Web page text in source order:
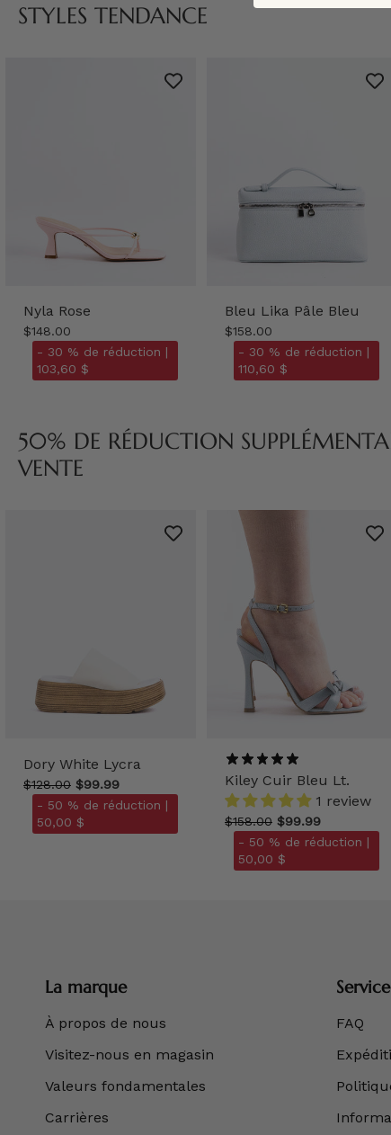
STYLES TENDANCE
Nyla Rose
$148.00
- 30 % de réduction |
103,60 $
Bleu Lika Pâle Bleu
$158.00
- 30 % de réduction |
110,60 $
50% DE RÉDUCTION
VENTE
Dory White Lycra
$128.00 $99.99
- 50 % de réduction |
50,00 $
Kiley Cuir Bleu Lt.
1 review
$158.00 $99.99
- 50 % de réduction |
50,00 $
La marque
À propos de nous
Visitez-nous en magasin
Valeurs fondamentales
Carrières
FAQ